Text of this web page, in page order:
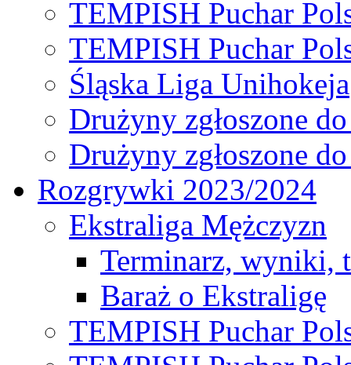
TEMPISH Puchar
TEMPISH Puchar
Śląska Liga Unihokeja
Drużyny zgłoszone
Drużyny zgłoszone
Rozgrywki 2023/2024
Ekstraliga Mężczyzn
Terminarz, wyniki,
Baraż o Ekstraligę
TEMPISH Puchar